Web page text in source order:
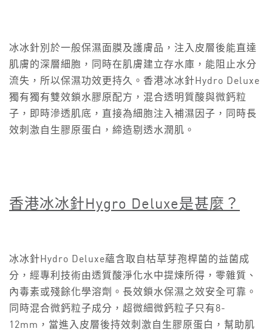
冰冰針別於一般保濕面膜及護膚品，注入皮層後能直達
肌膚的深層細胞，同時在肌膚建立存水庫，能阻止水分
流失，所以保濕功效更持久。香港冰冰針Hydro Deluxe
獨有獨有雙效鎖水膠原配方，混合透明質酸與微鈣粒
子，即時滲透肌底，直接為細胞注入補濕因子，同時長
效刺激自生膠原蛋白，締造剔透水潤肌。
香港冰冰針Hygro Deluxe是甚麼？
冰冰針Hydro Deluxe蘊含取自枯草芽孢桿菌的益菌成
分，經專利技術由透質酸淨化水中提煉所得，零雜質、
內毒素或殘餘化學溶劑。長效鎖水保濕之效安全可靠。
同時混合微鈣粒子成分，超微細微鈣粒子只有8-
12mm，當進入皮層後持效刺激自生膠原蛋白，幫助肌